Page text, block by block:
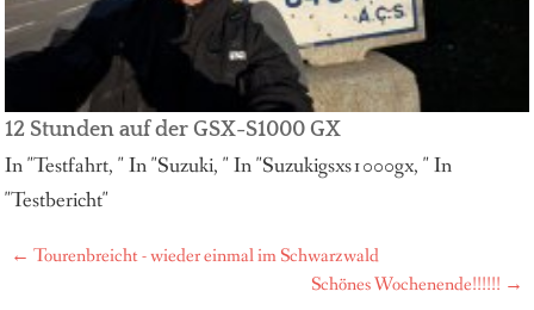
12 Stunden auf der GSX-S1000 GX
In "Testfahrt, " In "Suzuki, " In "Suzukigsxs1000gx, " In
"Testbericht"
Post
← Tourenbreicht - wieder einmal im Schwarzwald
Schönes Wochenende!!!!!! →